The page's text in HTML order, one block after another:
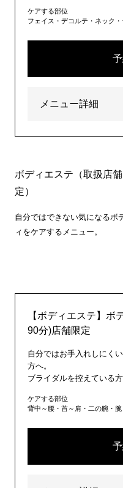
ケアする部位
フェイス・デコルテ・ネック
メニュー詳細
ボディエステ（取扱店
定）
自分ではできない気になるボ
ィをケアするメニュー。
【ボディエステ】ボ
90分)店舗限定
自分ではお手入れしにく
方へ。
ブライダルを控えている方
ケアする部位
背中～腰・首～肩・二の腕・